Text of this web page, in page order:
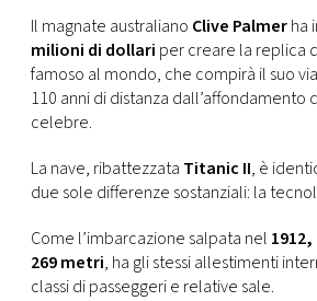
PRINCIPATO
DI
MONACO
RMC
Il magnate australiano Clive Palmerha
milioni di dollari per creare la replica
famoso al mondo, che compirà il suo
110 anni di distanza dall’affondamento
celebre.
La nave, ribattezzata Titanic II, è
due sole differenze sostanziali: la
Come l’imbarcazione salpata nel 1912,
269 metri, ha gli stessi allestimenti
classi di passeggeri e relative sale.